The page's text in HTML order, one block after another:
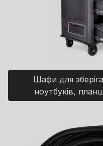
Шафи для
ноутбуків,